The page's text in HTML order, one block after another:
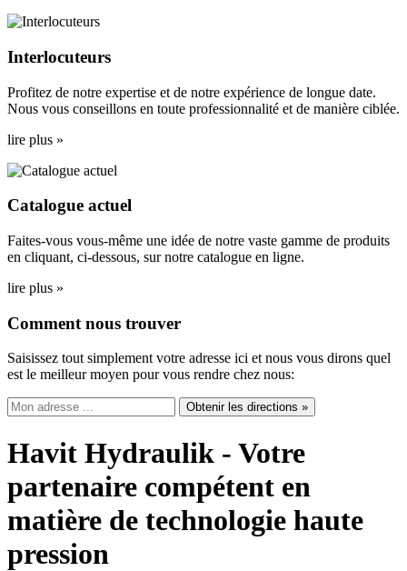
Interlocuteurs
Profitez de notre expertise et de notre expérience de longue date.
Nous vous conseillons en toute professionnalité et de manière ciblée.
lire plus »
Catalogue actuel
Faites-vous vous-même une idée de notre vaste gamme de produits
en cliquant, ci-dessous, sur notre catalogue en ligne.
lire plus »
Comment nous trouver
Saisissez tout simplement votre adresse ici et nous vous dirons quel
est le meilleur moyen pour vous rendre chez nous:
Obtenir les directions »
Havit Hydraulik - Votre
partenaire compétent en
matière de technologie haute
pression